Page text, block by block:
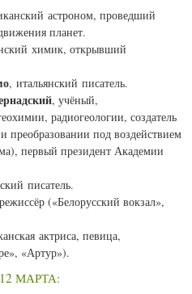
астроном, проведший
планет.
химик, открывший
, итальянский писатель.
, учёный,
радиогеологии, создатель
преобразовании под воздействием
первый президент Академии
писатель.
(«Белорусский вокзал»,
актриса, певица,
«Артур»).
МАРТА: